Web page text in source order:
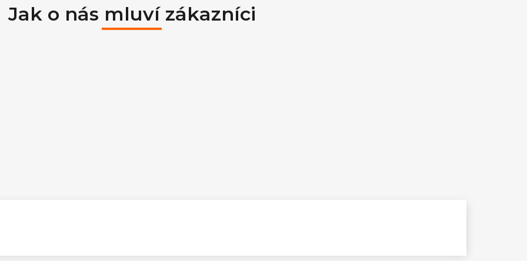
Jak o nás mluví zákazníci